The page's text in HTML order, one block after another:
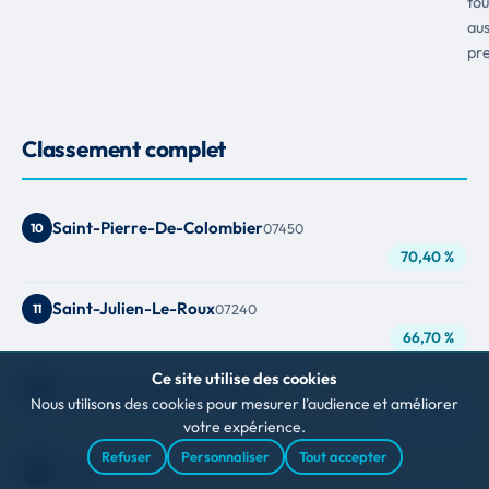
Classement complet
10 Saint-Pierre-De-Colombier07450
70,40 %
11 Saint-Julien-Le-Roux07240
66,70 %
Saint-Michel-De-Boulogne07200
Laboule07110
Ce site utilise des cookies
Nous utilisons des cookies pour mesurer l'audience et améliorer
votre expérience.
Refuser Personnaliser Tout accepter